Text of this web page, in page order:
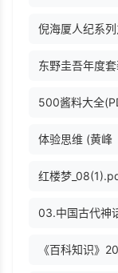
倪海厦人纪系
东野圭吾年度
500酱料大全
体验思维 (黄
红楼梦
03.中国古代神
《百科知识》